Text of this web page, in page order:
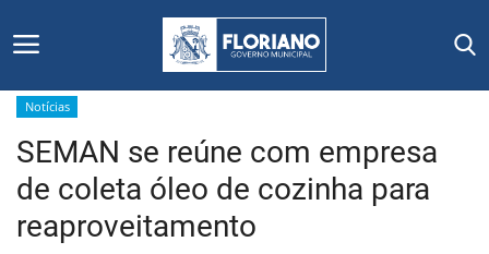
Início
Editais
Notícias
SEMAN se reúne com empresa
de coleta óleo de cozinha para
reaproveitamento